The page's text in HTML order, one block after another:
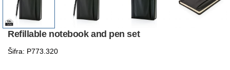
Refillable notebook and pen set
Šifra: P773.320